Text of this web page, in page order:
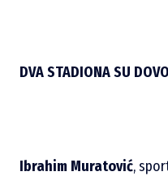
DVA STADIONA SU
Ibrahim Muratović,